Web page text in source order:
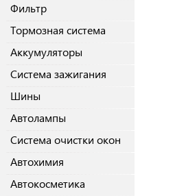
Фильтр
Тормозная система
Аккумуляторы
Система зажигания
Шины
Автолампы
Система очистки окон
Автохимия
Автокосметика